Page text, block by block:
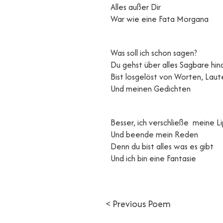
Alles außer Dir
War wie eine Fata Morgana
Was soll ich schon sagen?
Du gehst über alles Sagbare
Bist losgelöst von Worten,
Und meinen Gedichten
Besser, ich verschließe meine
Und beende mein Reden
Denn du bist alles was es gibt
Und ich bin eine Fantasie
< Previous Poem